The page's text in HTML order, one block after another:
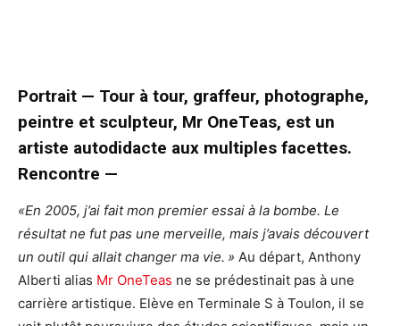
Portrait — Tour à tour, graffeur, photographe,
peintre et sculpteur, Mr OneTeas, est un
artiste autodidacte aux multiples facettes.
Rencontre —
«En 2005, j’ai fait mon premier essai à la bombe. Le
résultat ne fut pas une merveille, mais j’avais découvert
un outil qui allait changer ma vie. » Au départ, Anthony
Alberti alias Mr OneTeas ne se prédestinait pas à une
carrière artistique. Elève en Terminale S à Toulon, il se